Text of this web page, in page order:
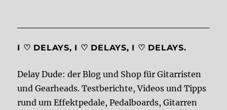
I ♡ DELAYS, I ♡ DELAYS, I ♡ DELAYS.
Delay Dude: der Blog und Shop für Gitarristen
und Gearheads. Testberichte, Videos und Tipps
rund um Effektpedale, Pedalboards, Gitarren